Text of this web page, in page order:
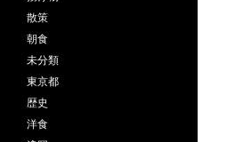
散策
朝食
未分類
東京都
歴史
洋食